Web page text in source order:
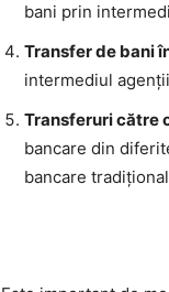
bani prin
Transfer de bani
intermediul
Transferuri către
bancare din
bancare